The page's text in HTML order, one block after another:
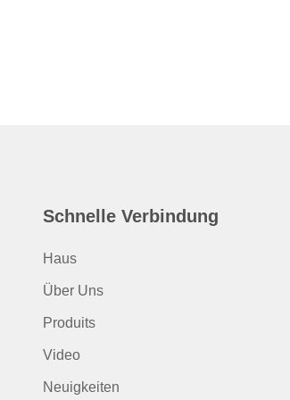
Schnelle Verbindung
Haus
Über Uns
Produits
Video
Neuigkeiten